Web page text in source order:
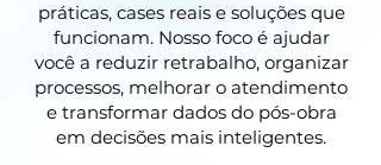
práticas, cases reais e soluções que
funcionam. Nosso foco é ajudar
você a reduzir retrabalho, organizar
processos, melhorar o atendimento
e transformar dados do pós-obra
em decisões mais inteligentes.